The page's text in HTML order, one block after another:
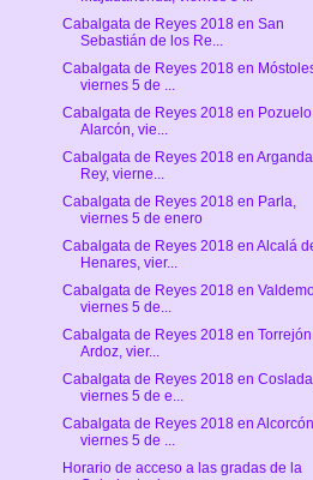
Cabalgata de Reyes 2018 en San
Sebastián de los Re...
Cabalgata de Reyes 2018 en
viernes 5 de ...
Cabalgata de Reyes 2018 en
Alarcón, vie...
Cabalgata de Reyes 2018 en
Rey, vierne...
Cabalgata de Reyes 2018 en Parla,
viernes 5 de enero
Cabalgata de Reyes 2018 en Alcalá
Henares, vier...
Cabalgata de Reyes 2018 en
viernes 5 de...
Cabalgata de Reyes 2018 en
Ardoz, vier...
Cabalgata de Reyes 2018 en
viernes 5 de e...
Cabalgata de Reyes 2018 en
viernes 5 de ...
Horario de acceso a las gradas de la